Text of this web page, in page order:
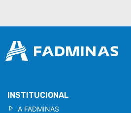
INSTITUCIONAL
A FADMINAS